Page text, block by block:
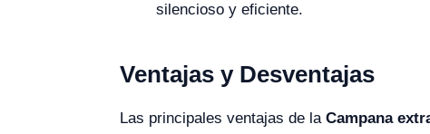
silencioso y eficiente.
Ventajas y Desventajas
Las principales ventajas de la Campana